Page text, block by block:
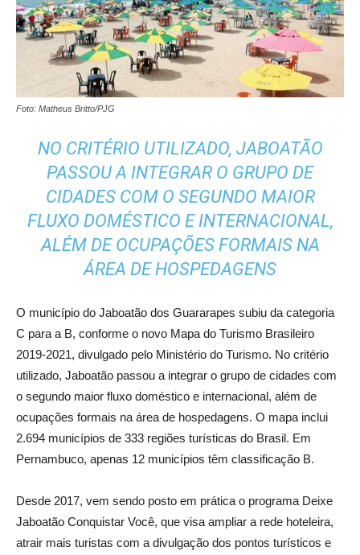
Foto: Matheus Britto/PJG
NO CRITÉRIO UTILIZADO, JABOATÃO
PASSOU A INTEGRAR O GRUPO DE
CIDADES COM O SEGUNDO MAIOR
FLUXO DOMÉSTICO E INTERNACIONAL,
ALÉM DE OCUPAÇÕES FORMAIS NA
ÁREA DE HOSPEDAGENS
O município do Jaboatão dos Guararapes subiu da categoria
C para a B, conforme o novo Mapa do Turismo Brasileiro
2019-2021, divulgado pelo Ministério do Turismo. No critério
utilizado, Jaboatão passou a integrar o grupo de cidades com
o segundo maior fluxo doméstico e internacional, além de
ocupações formais na área de hospedagens. O mapa inclui
2.694 municípios de 333 regiões turísticas do Brasil. Em
Pernambuco, apenas 12 municípios têm classificação B.
Desde 2017, vem sendo posto em prática o programa Deixe
Jaboatão Conquistar Você, que visa ampliar a rede hoteleira,
atrair mais turistas com a divulgação dos pontos turísticos e